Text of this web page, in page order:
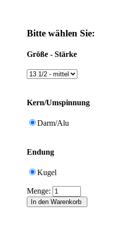
Bitte wählen Sie:
Größe - Stärke
Kern/Umspinnung
Darm/Alu
Endung
Kugel
Menge: